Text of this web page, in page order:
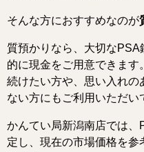
そんな方におすすめなのが
質預かりなら、大切な
的に現金をご用意できま
続けたい方や、思い入れの
ない方にもご利用いただい
かんてい局新潟南店では
定し、現在の市場価格を